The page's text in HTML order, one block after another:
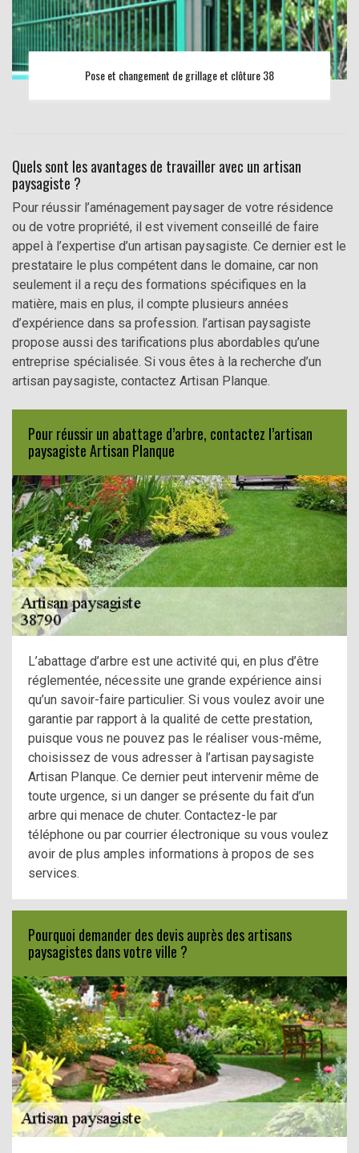
Pose et changement de grillage et clôture 38
Quels sont les avantages de travailler avec un artisan
paysagiste ?
Pour réussir l’aménagement paysager de votre résidence
ou de votre propriété, il est vivement conseillé de faire
appel à l’expertise d’un artisan paysagiste. Ce dernier est le
prestataire le plus compétent dans le domaine, car non
seulement il a reçu des formations spécifiques en la
matière, mais en plus, il compte plusieurs années
d’expérience dans sa profession. l’artisan paysagiste
propose aussi des tarifications plus abordables qu’une
entreprise spécialisée. Si vous êtes à la recherche d’un
artisan paysagiste, contactez Artisan Planque.
Pour réussir un abattage d’arbre, contactez l’artisan
paysagiste Artisan Planque
L’abattage d’arbre est une activité qui, en plus d’être
réglementée, nécessite une grande expérience ainsi
qu’un savoir-faire particulier. Si vous voulez avoir une
garantie par rapport à la qualité de cette prestation,
puisque vous ne pouvez pas le réaliser vous-même,
choisissez de vous adresser à l’artisan paysagiste
Artisan Planque. Ce dernier peut intervenir même de
toute urgence, si un danger se présente du fait d’un
arbre qui menace de chuter. Contactez-le par
téléphone ou par courrier électronique su vous voulez
avoir de plus amples informations à propos de ses
services.
Pourquoi demander des devis auprès des artisans
paysagistes dans votre ville ?